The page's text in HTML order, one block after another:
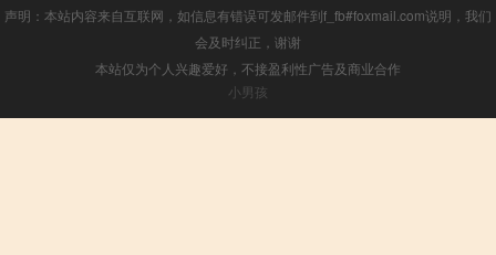
声明：本站内容来自互联网，如信息有错误可发邮件到f_fb#foxmail.com说明，我们
会及时纠正，谢谢
本站仅为个人兴趣爱好，不接盈利性广告及商业合作
小男孩